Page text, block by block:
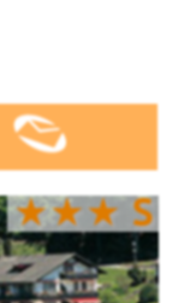
★★★S